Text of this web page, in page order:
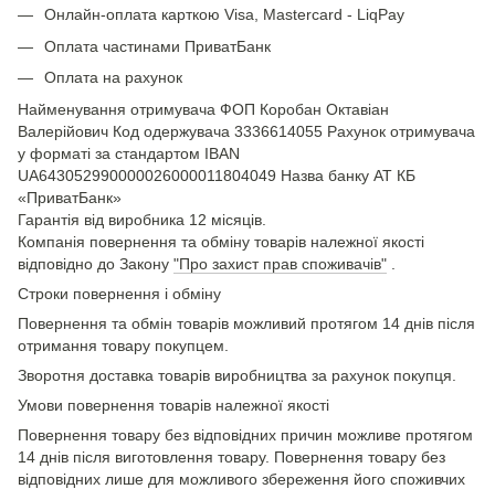
Онлайн-оплата карткою Visa, Mastercard - LiqPay
Оплата частинами ПриватБанк
Оплата на рахунок
Найменування отримувача ФОП Коробан Октавіан
Валерійович Код одержувача 3336614055 Рахунок отримувача
у форматі за стандартом IBAN
UA643052990000026000011804049 Назва банку АТ КБ
«ПриватБанк»
Гарантія від виробника 12 місяців.
Компанія повернення та обміну товарів належної якості
відповідно до Закону "Про захист прав споживачів"
Строки повернення і обміну
Повернення та обмін товарів можливий протягом 14 днів після
отримання товару покупцем.
Зворотня доставка товарів виробництва за рахунок покупця.
Умови повернення товарів належної якості
Повернення товару без відповідних причин можливе протягом
14 днів після виготовлення товару. Повернення товару без
відповідних лише для можливого збереження його споживчих